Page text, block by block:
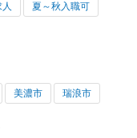
夏～秋入職可
美濃市 瑞浪市